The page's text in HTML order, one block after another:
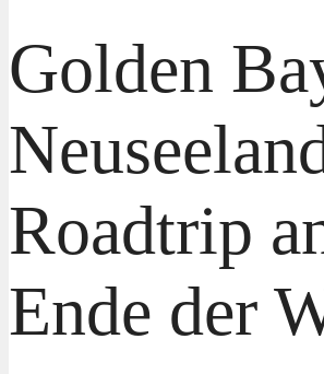
Golden
Roadtrip
Ende der